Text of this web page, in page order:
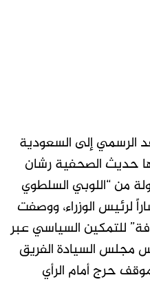
الرسمي إلى السعودية
حديث الصحفية رشان
من “اللوبي السلطوي
لرئيس الوزراء، ووصفت
للتمكين السياسي عبر
مجلس السيادة الفريق
حرج أمام الرأي